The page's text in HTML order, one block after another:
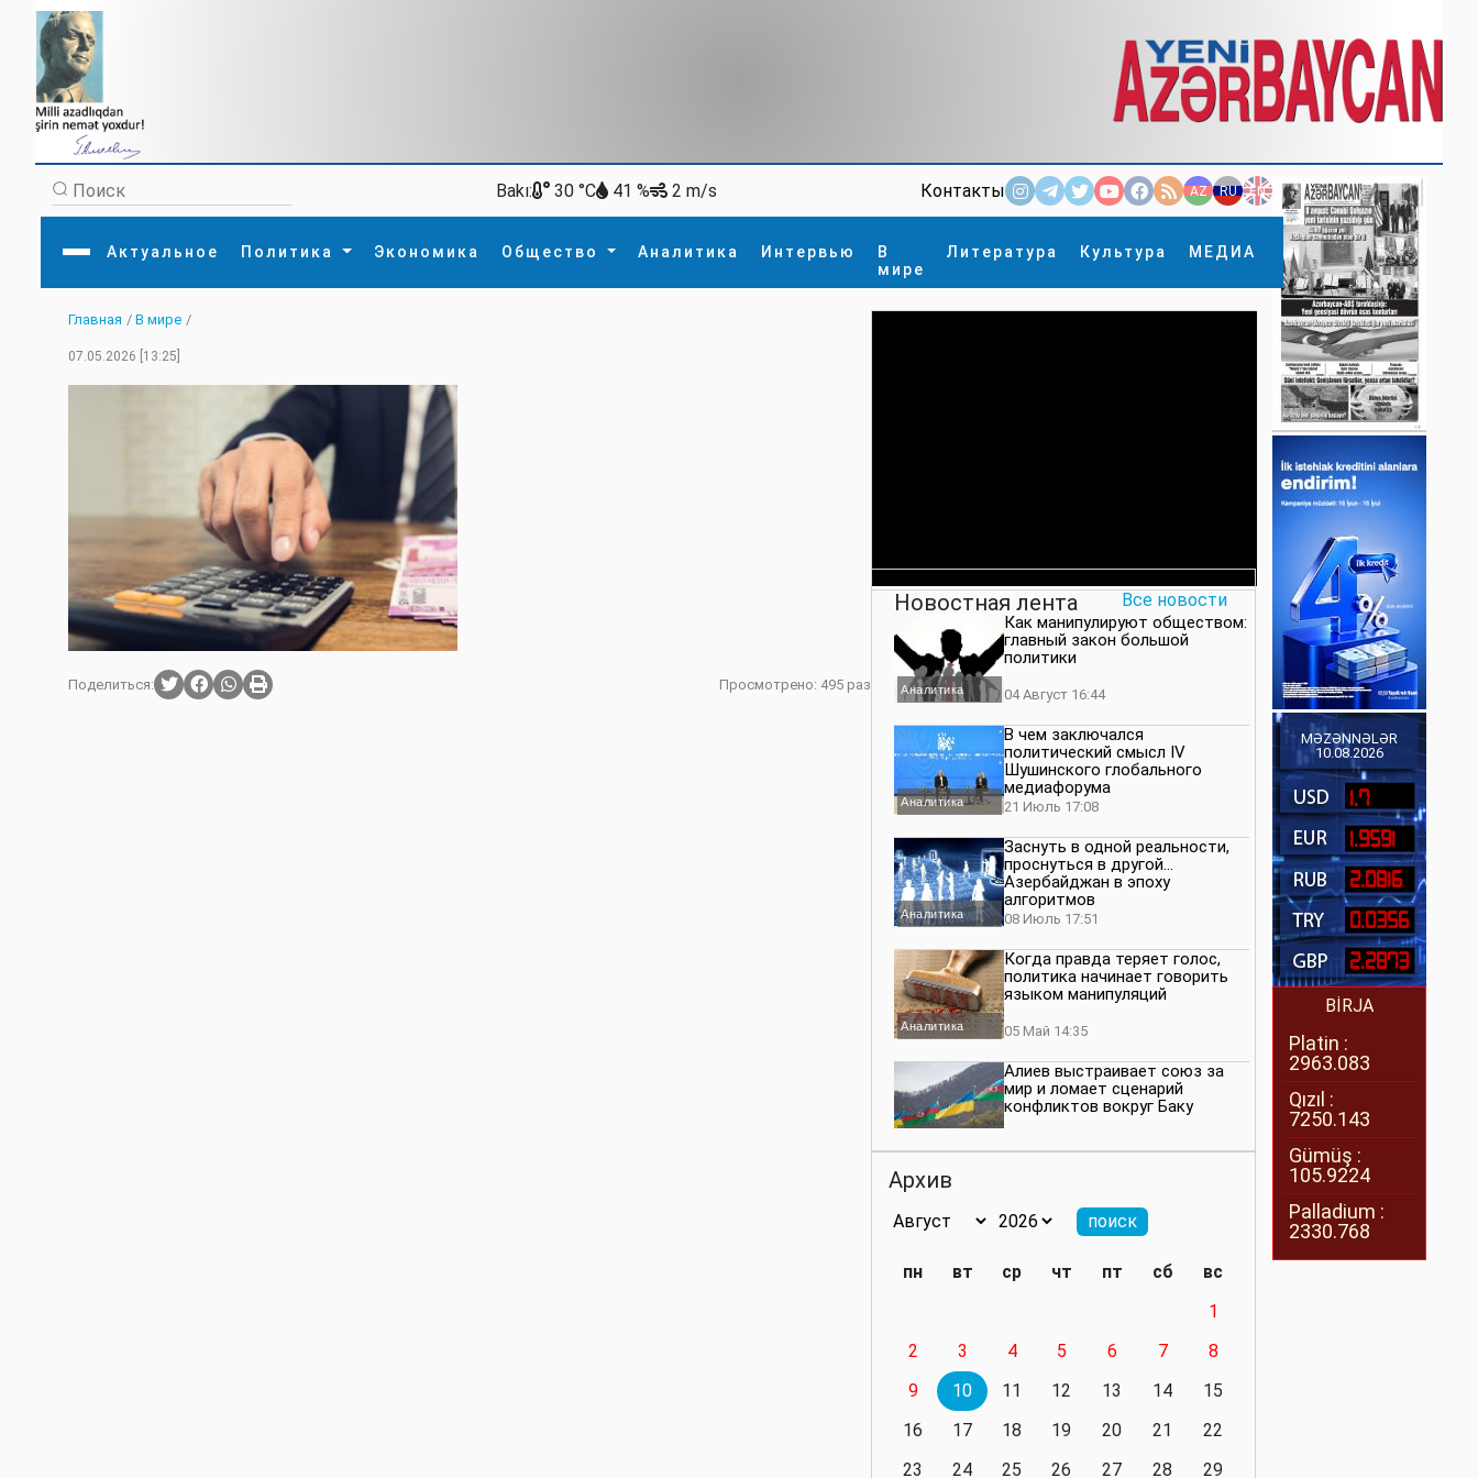
Bakı: 30 °C 41 % 2 m/s Контакты AZ RU EN
Актуальное Политика Экономика Общество Аналитика Интервью
В
мире
Литература Культура МЕДИА
×
Главная
Актуальное
Экономика
Литература
МЕДИА
Внутренняя политикаНаука
Религия
Происшествие
Диаспора
Главная / В мире /
07.05.2026 [13:25]
Поделиться: Просмотрено: 495 раз
Новостная лента Все новости
Аналитика
Как манипулируют обществом:
главный закон большой
политики
04 Август 16:44
Аналитика
В чем заключался
политический смысл IV
Шушинского глобального
медиафорума
21 Июль 17:08
Аналитика
Заснуть в одной реальности,
проснуться в другой…
Азербайджан в эпоху
алгоритмов
08 Июль 17:51
Аналитика
Когда правда теряет голос,
политика начинает говорить
языком манипуляций
05 Май 14:35
Алиев выстраивает союз за
мир и ломает сценарий
конфликтов вокруг Баку
значимость региона
нейтралитета больше не будет
Политика
президенту приходится все
делать самому
Архив
пн вт ср чт пт сб
вс
1
2
3 4 5 6 7
8
9
10 11 12 13 14
15
16
17 18 19 20 21
22
23
24 25 26 27 28
29
MƏZƏNNƏLƏR
10.08.2026
1.7
1.9591
2.0816
0.0356
2.2873
BİRJA
Platin :
2963.083
Qızıl :
7250.143
Gümüş :
105.9224
Palladium :
2330.768